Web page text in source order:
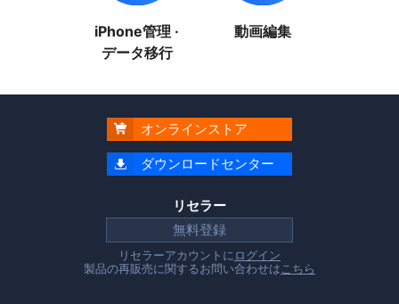
iPhone管理 ·
データ移行
動画編集
 オンラインストア
 ダウンロードセンター
リセラー
無料登録
リセラーアカウントに ログイン
製品の再販売に関するお問い合わせは こちら